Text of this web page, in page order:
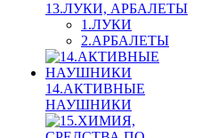
13.ЛУКИ, АРБАЛЕТЫ
1.ЛУКИ
2.АРБАЛЕТЫ
14.АКТИВНЫЕ
НАУШНИКИ